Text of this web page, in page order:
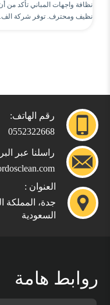
نظافة واجهات المباني تأكد من
نظيف ومحترف. توفر شركة
رقم الهاتف:
0552322668
راسلنا عبر
العنوان :
جدة، المملكة
السعودية
روابط هامة